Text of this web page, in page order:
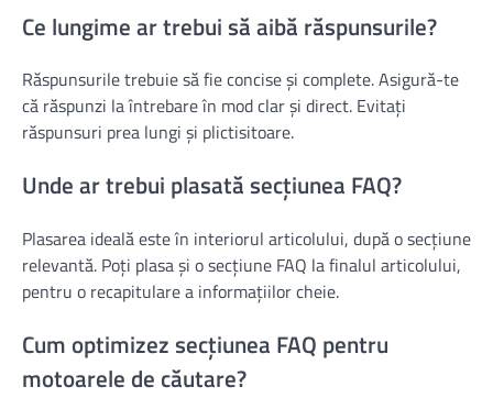
Ce lungime ar trebui să aibă răspunsurile?
Răspunsurile trebuie să fie concise și complete. Asigură-te
că răspunzi la întrebare în mod clar și direct. Evitați
răspunsuri prea lungi și plictisitoare.
Unde ar trebui plasată secțiunea FAQ?
Plasarea ideală este în interiorul articolului, după o secțiune
relevantă. Poți plasa și o secțiune FAQ la finalul articolului,
pentru o recapitulare a informațiilor cheie.
Cum optimizez secțiunea FAQ pentru
motoarele de căutare?